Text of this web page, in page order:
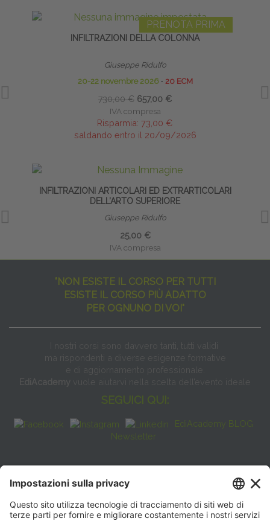
PRENOTA PRIMA
INFILTRAZIONI DELLA COLONNA
Giuseppe Ridulfo
20-22 novembre 2026∙ 20 ECM
730,00 € 657,00 €
IVA compresa
Risparmia: 73,00 €
saldando entro il 20/09/2026
INFILTRAZIONI ARTICOLARI ED EXTRARTICOLARI
DELL’ARTO SUPERIORE
Giuseppe Ridulfo
25,00 €
IVA compresa
"NON ESISTE IL CORSO PER TUTTI
ESISTE IL CORSO PIÙ ADATTO
PER OGNUNO DI VOI"
I nostri corsi sono davvero tanti, tutti validi
ma rispondenti a diverse esigenze formative
e di aggiornamento professionale.
EdiAcademy vuole aiutarvi nella scelta dell’evento ideale
SEGUICI QUI:
EdiAcademy BLOG
Newsletter
FAQ
CONTATTI